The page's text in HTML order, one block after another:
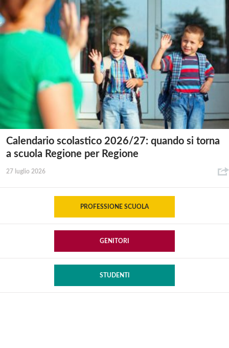
Calendario scolastico 2026/27: quando si torna
a scuola Regione per Regione
27 luglio 2026
PROFESSIONE SCUOLA
GENITORI
STUDENTI